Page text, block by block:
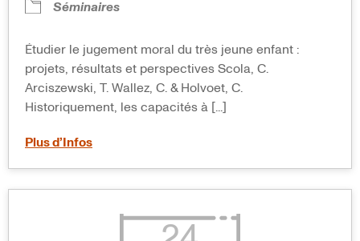
Séminaires
Étudier le jugement moral du très jeune enfant :
projets, résultats et perspectives Scola, C.
Arciszewski, T. Wallez, C. & Holvoet, C.
Historiquement, les capacités à [...]
Plus d’Infos